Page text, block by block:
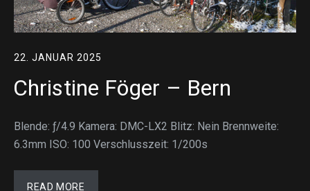
22. JANUAR 2025
Christine Föger – Bern
Blende: ƒ/4.9 Kamera: DMC-LX2 Blitz: Nein Brennweite:
6.3mm ISO: 100 Verschlusszeit: 1/200s
READ MORE